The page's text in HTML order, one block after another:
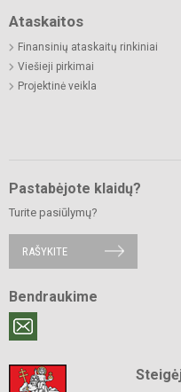
Ataskaitos
Finansinių ataskaitų rinkiniai
Viešieji pirkimai
Projektinė veikla
Pastabėjote klaidų?
Turite pasiūlymų?
RAŠYKITE
Bendraukime